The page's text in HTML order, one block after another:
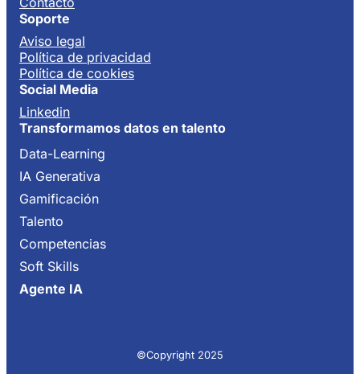
Soporte
Aviso legal
Política de privacidad
Política de cookies
Social Media
Linkedin
Transformamos datos en talento
Data-Learning
IA Generativa
Gamificación
Talento
Competencias
Soft Skills
Agente IA
©Copyright 2025